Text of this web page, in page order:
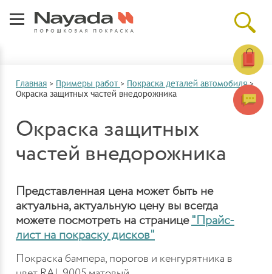
Главная > Примеры работ > Покраска деталей автомобиля >
Окраска защитных частей внедорожника
Окраска защитных
частей внедорожника
Представленная цена может быть не
актуальна, актуальную цену вы всегда
можете посмотреть на странице "Прайс-
лист на покраску дисков"
Покраска бампера, порогов и кенгурятника в